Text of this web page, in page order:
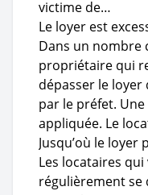
victime de…
Le loyer est
Dans un nombre
propriétaire qui
dépasser le
par le préfet.
appliquée. Le
Jusqu’où le loyer
Les locataires
régulièrement se